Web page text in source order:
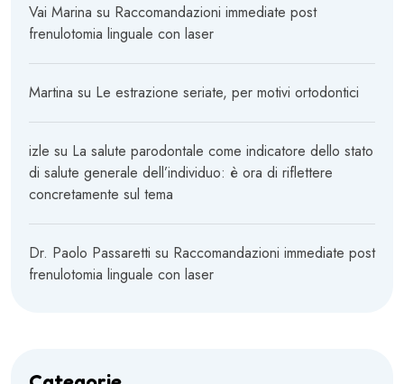
Vai Marina su Raccomandazioni immediate post
frenulotomia linguale con laser
Martina su Le estrazione seriate, per motivi ortodontici
izle su La salute parodontale come indicatore dello stato
di salute generale dell’individuo: è ora di riflettere
concretamente sul tema
Dr. Paolo Passaretti su Raccomandazioni immediate post
frenulotomia linguale con laser